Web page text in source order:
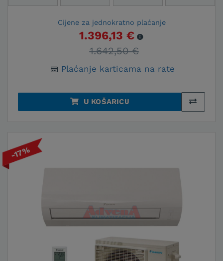
Cijene za jednokratno plaćanje
1.396,13 €
1.642,50 €
Plaćanje karticama na rate
U KOŠARICU
-17%